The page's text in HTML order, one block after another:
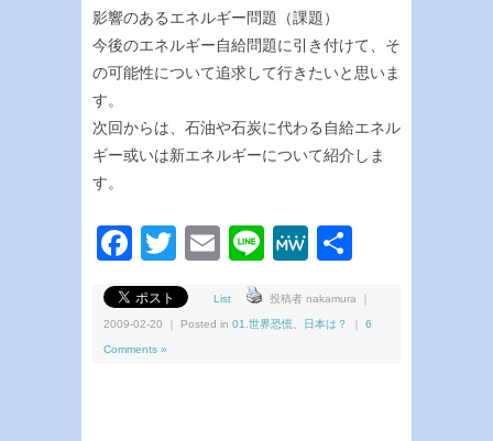
影響のあるエネルギー問題（課題）
今後のエネルギー自給問題に引き付けて、そ
の可能性について追求して行きたいと思いま
す。
次回からは、石油や石炭に代わる自給エネル
ギー或いは新エネルギーについて紹介しま
す。
Facebook
Twitter
EmailLineMeWe
List 投稿者 nakamura ｜
2009-02-20 ｜ Posted in 01.世界恐慌、日本は？ 6
Comments »